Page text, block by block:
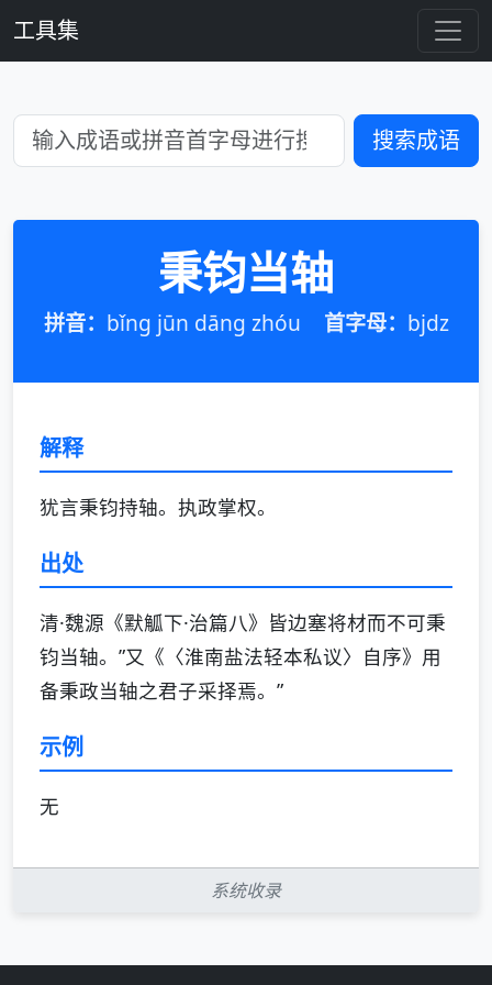
工具集
搜索成语
秉钧当轴
拼音： bǐng jūn dāng zhóu 首字母： bjdz
解释
犹言秉钧持轴。执政掌权。
出处
清·魏源《默觚下·治篇八》皆边塞将材而不可秉
钧当轴。”又《〈淮南盐法轻本私议〉自序》用
备秉政当轴之君子采择焉。”
示例
无
系统收录